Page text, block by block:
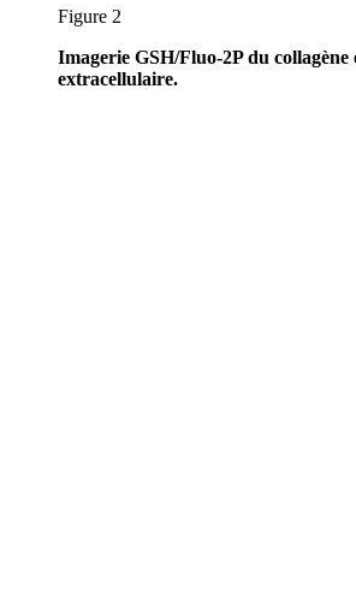
Figure 2
Imagerie GSH/Fluo-2P du collagène
extracellulaire.